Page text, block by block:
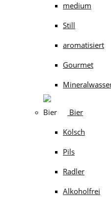
medium
Still
aromatisiert
Gourmet
Bier
Kölsch
Pils
Radler
Alkoholfrei